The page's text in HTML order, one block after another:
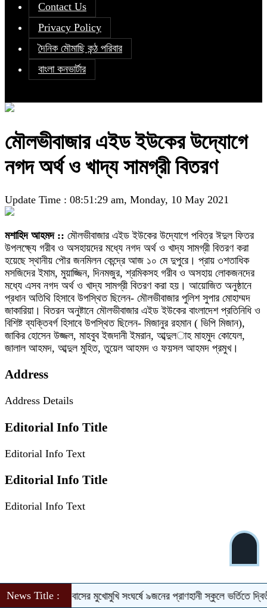
Contact Us
Privacy Policy
দৈনিক মৌমাছি কন্ঠ পরিবার
বাংলা কনভার্টার
News Title :দুই বাসের মুখোমুখি সংঘর্ষে ৯জনের প্রাণহানীস্কুলে ভর্তিতে
মৌলভীবাজার এইড ইউকের উদ্যোগে
নগদ অর্থ ও খাদ্য সামগ্রী বিতরণ
Update Time : 08:51:29 am, Monday, 10 May 2021
মশাহিদ আহমদ :: মৌলভীবাজার এইড ইউকের উদ্যোগে পবিত্র ঈদুল ফিতর
উপলক্ষ্যে গরীব ও অসহায়দের মধ্যে নগদ অর্থ ও খাদ্য সামগ্রী বিতরণ করা
হয়েছে স্থানীয় পৌর জনমিলন কেন্দ্রে আজ ১০ মে দুপুরে। প্রায় ৩শতাধিক
মসজিদের ইমাম, মুয়াজ্জিন, দিনমজুর, শ্রমিকসহ গরীব ও অসহায় লোকজনদের
মধ্যে এসব নগদ অর্থ ও খাদ্য সামগ্রী বিতরণ করা হয়। আয়োজিত অনুষ্ঠানে
প্রধান অতিথি হিসাবে উপস্থিত ছিলেন- মৌলভীবাজার পুলিশ সুপার মোহাম্মদ
জাকারিয়া। বিতরন অনুষ্টানে মৌলভীবাজার এইড ইউকের বাংলাদেশ প্রতিনিধি ও
বিশিষ্ট ব্যক্তিবর্গ হিসাবে উপস্থিত ছিলেন- মিজানুর রহমান ( ভিপি মিজান),
জাকির হোসেন উজ্জল, মাহবুব ইজদানী ইমরান, আব্দুল­াহ মাহমুদ কোযেল,
জালাল আহমদ, আব্দুল মুহিত, তুয়েল আহমদ ও ফয়সল আহমদ প্রমুখ।
Address
Address Details
Editorial Info Title
Editorial Info Text
Editorial Info Title
Editorial Info Text